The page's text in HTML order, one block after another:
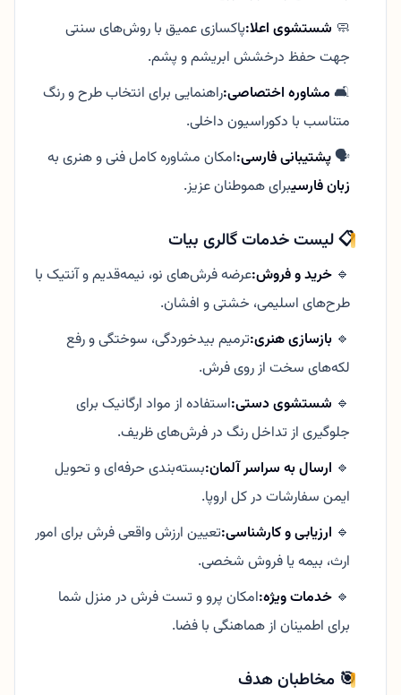
🧼 شستشوی اعلا:پاکسازی عمیق با روش‌های سنتی
جهت حفظ درخشش ابریشم و پشم.
🛋️ مشاوره اختصاصی:راهنمایی برای انتخاب طرح و رنگ
متناسب با دکوراسیون داخلی.
🗣️پشتیبانی فارسی:امکان مشاوره کامل فنی و هنری به
زبان فارسیبرای هموطنان عزیز.
📋 لیست خدمات گالری بیات
🔹 خرید و فروش:عرضه فرش‌های نو، نیمه‌قدیم و آنتیک با
طرح‌های اسلیمی، خشتی و افشان.
🔹 بازسازی هنری:ترمیم بیدخوردگی، سوختگی و رفع
لکه‌های سخت از روی فرش.
🔹 شستشوی دستی:استفاده از مواد ارگانیک برای
جلوگیری از تداخل رنگ در فرش‌های ظریف.
🔹 ارسال به سراسر آلمان:بسته‌بندی حرفه‌ای و تحویل
ایمن سفارشات در کل اروپا.
🔹 ارزیابی و کارشناسی:تعیین ارزش واقعی فرش برای امور
ارث، بیمه یا فروش شخصی.
🔹 خدمات ویژه:امکان پرو و تست فرش در منزل شما
برای اطمینان از هماهنگی با فضا.
🎯 مخاطبان هدف